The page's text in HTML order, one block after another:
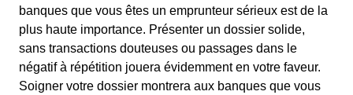
banques que vous êtes un emprunteur sérieux est de la
plus haute importance. Présenter un dossier solide,
sans transactions douteuses ou passages dans le
négatif à répétition jouera évidemment en votre faveur.
Soigner votre dossier montrera aux banques que vous